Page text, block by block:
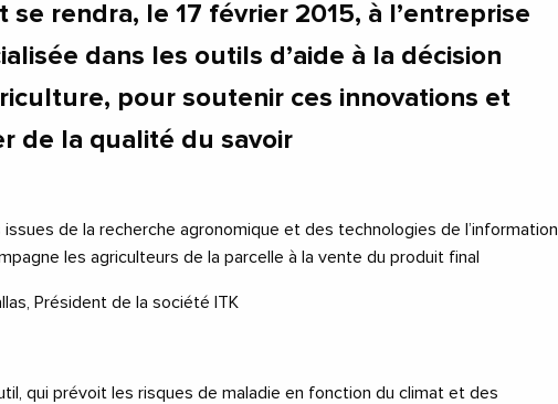
se rendra, le 17 février 2015, à l’entreprise
dans les outils d’aide à la décision
pour soutenir ces innovations et
de la qualité du savoir
de la recherche agronomique et des technologies de l’information
les agriculteurs de la parcelle à la vente du produit final
Président de la société ITK
qui prévoit les risques de maladie en fonction du climat et des